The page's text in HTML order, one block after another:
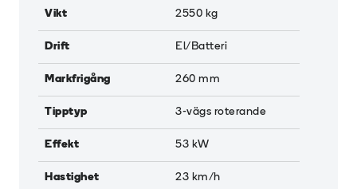
Vikt 2550 kg
Drift El/Batteri
Markfrigång 260 mm
Tipptyp 3-vägs roterande
Effekt 53 kW
Hastighet 23 km/h